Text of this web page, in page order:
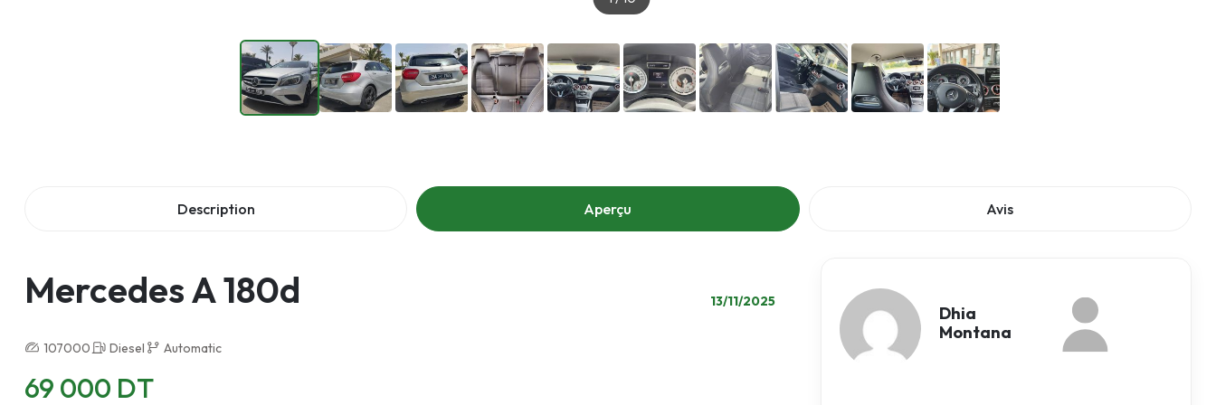
Description Aperçu Avis
Mercedes A 180d 13/11/2025
107000 Diesel Automatic
69 000 DT
Dhia
Montana